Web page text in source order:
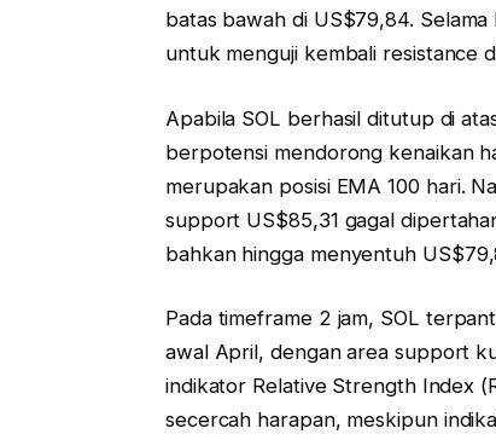
batas bawah di US$79,84.
untuk menguji kembali resistance
Apabila SOL berhasil ditutup di
berpotensi mendorong kenaikan
merupakan posisi EMA 100 hari.
support US$85,31 gagal
bahkan hingga menyentuh
Pada timeframe 2 jam, SOL
awal April, dengan area support
indikator Relative Strength Index
secercah harapan, meskipun